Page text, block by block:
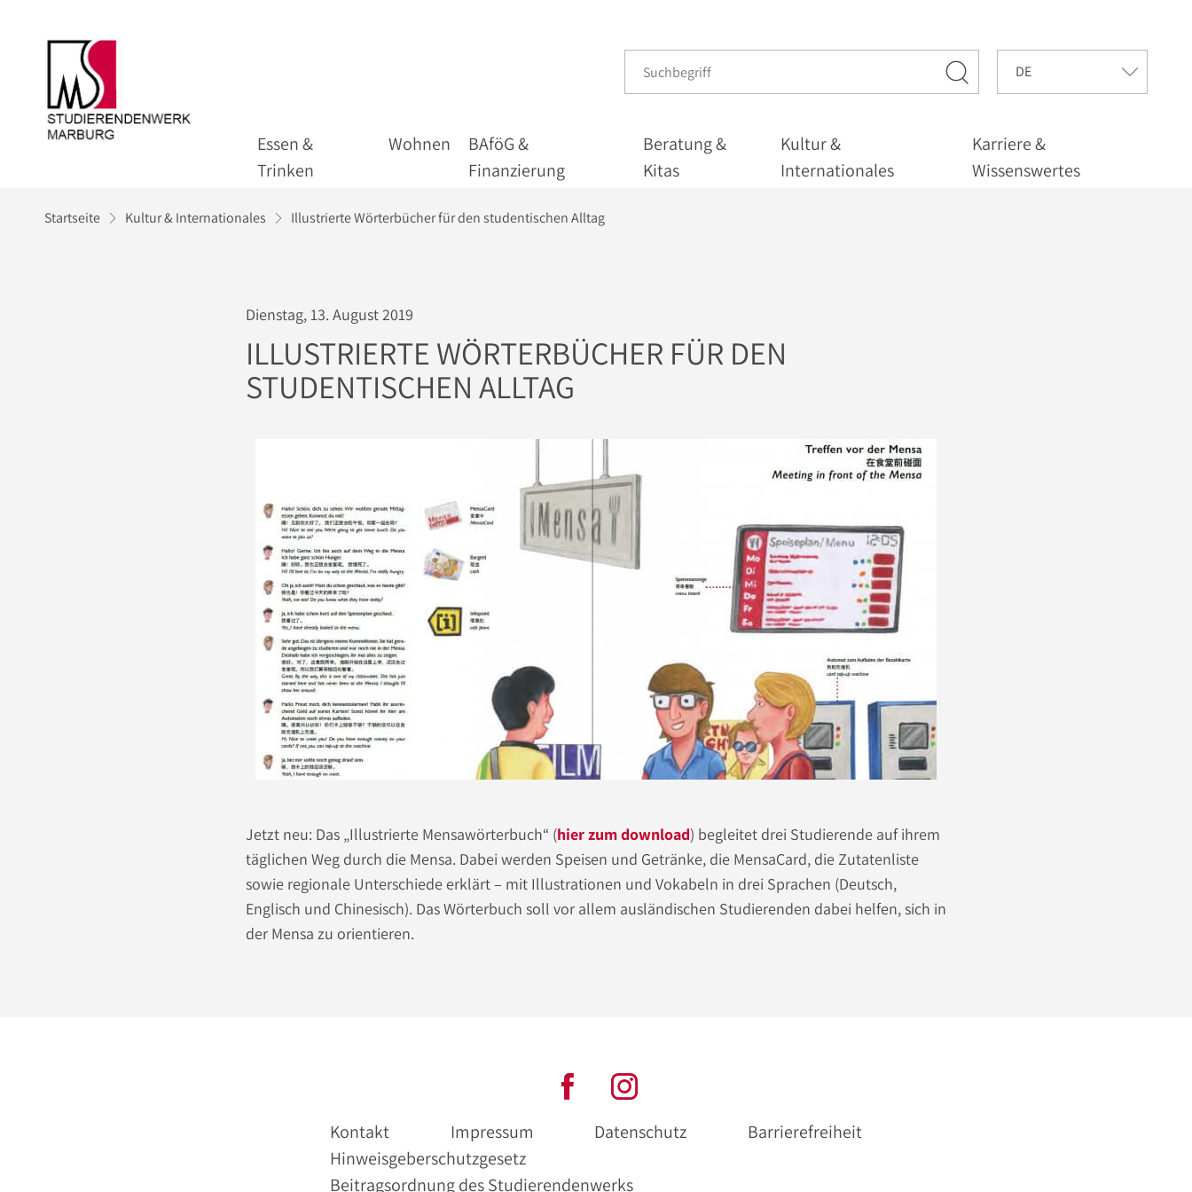
Essen &
Trinken
Wohnen
BAföG &
Finanzierung
Beratung &
Kitas
Kultur &
Internationales
Karriere &
Wissenswertes
Startseite Kultur & Internationales Illustrierte Wörterbücher für den studentischen Alltag
Dienstag, 13. August 2019
ILLUSTRIERTE WÖRTERBÜCHER FÜR DEN
STUDENTISCHEN ALLTAG
Jetzt neu: Das „Illustrierte Mensawörterbuch“ (hier zum download) begleitet drei Studierende auf ihrem
täglichen Weg durch die Mensa. Dabei werden Speisen und Getränke, die MensaCard, die Zutatenliste
sowie regionale Unterschiede erklärt – mit Illustrationen und Vokabeln in drei Sprachen (Deutsch,
Englisch und Chinesisch). Das Wörterbuch soll vor allem ausländischen Studierenden dabei helfen, sich in
der Mensa zu orientieren.
Kontakt Impressum Datenschutz
Barrierefreiheit
Hinweisgeberschutzgesetz
Beitragsordnung des Studierendenwerks